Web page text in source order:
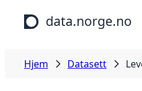
Hopp til hovedinnhold
data.norge.no
Hjem Datasett